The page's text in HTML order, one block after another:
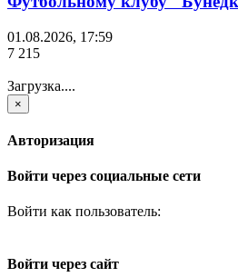
01.08.2026, 17:59
7 215
Загрузка....
×
Авторизация
Войти через социальные сети
Войти как пользователь:
Войти через сайт